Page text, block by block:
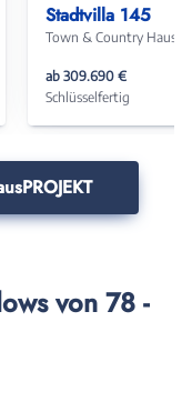
Stadtvilla 145
ab 309.690 €
Schlüsselfertig
von 78 -